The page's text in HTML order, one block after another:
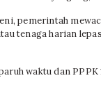
pemerintah
tenaga harian
waktu dan PPPK